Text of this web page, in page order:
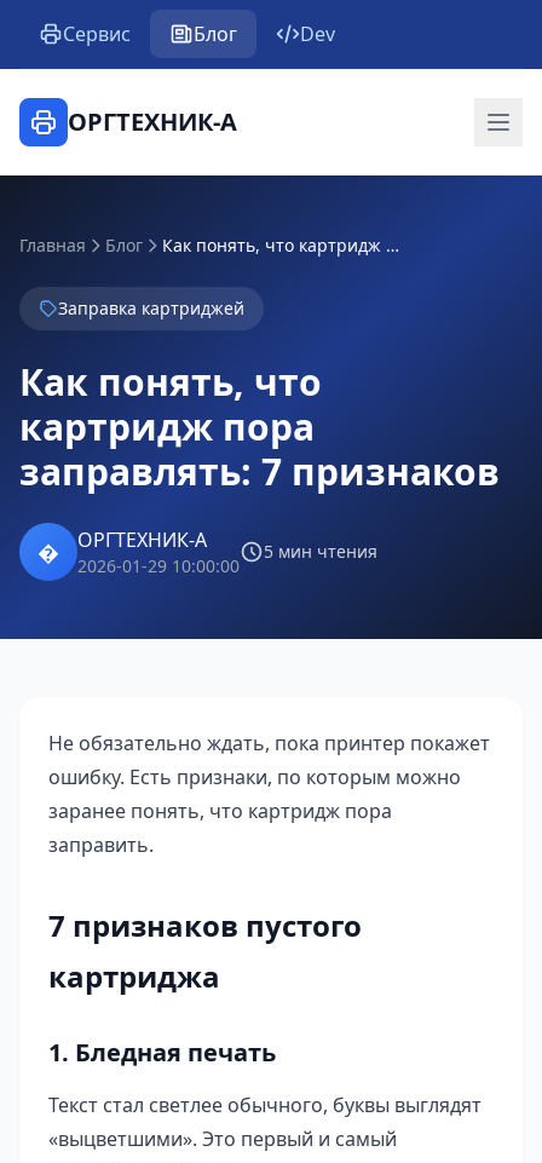
Сервис Блог Dev
ОРГТЕХНИК-А
Главная Блог Как понять, что картридж пора заправлять: 7 признаков
Заправка картриджей
Как понять, что
картридж пора
заправлять: 7 признаков
� ОРГТЕХНИК-А
2026-01-29 10:00:00
5 мин чтения
Не обязательно ждать, пока принтер покажет
ошибку. Есть признаки, по которым можно
заранее понять, что картридж пора
заправить.
7 признаков пустого
картриджа
1. Бледная печать
Текст стал светлее обычного, буквы выглядят
«выцветшими». Это первый и самый